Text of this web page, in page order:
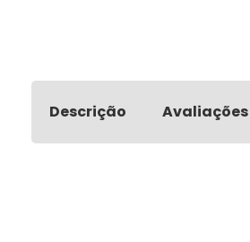
Descrição Avaliações